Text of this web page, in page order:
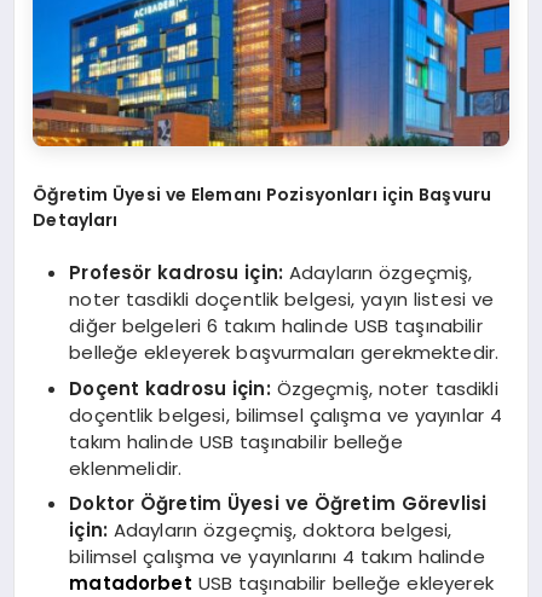
Öğretim Üyesi ve Elemanı Pozisyonları için Başvuru
Detayları
Profesör kadrosu için: Adayların özgeçmiş,
noter tasdikli doçentlik belgesi, yayın listesi ve
diğer belgeleri 6 takım halinde USB taşınabilir
belleğe ekleyerek başvurmaları gerekmektedir.
Doçent kadrosu için: Özgeçmiş, noter tasdikli
doçentlik belgesi, bilimsel çalışma ve yayınlar 4
takım halinde USB taşınabilir belleğe
eklenmelidir.
Doktor Öğretim Üyesi ve Öğretim Görevlisi
için: Adayların özgeçmiş, doktora belgesi,
bilimsel çalışma ve yayınlarını 4 takım halinde
matadorbet USB taşınabilir belleğe ekleyerek